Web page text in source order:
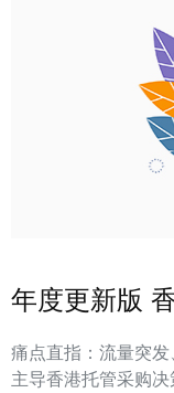
年度更新版
痛点直指：流量突
主导香港托管采购